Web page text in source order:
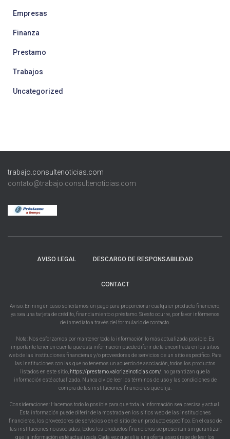
Empresas
Finanza
Prestamo
Trabajos
Uncategorized
trabajo.consultenoticias.com
contato@trabajo.consultenoticias.com
AVISO LEGAL DESCARGO DE RESPONSABILIDAD
CONTACT
Aviso: En ningún caso solicitamos un pago para proporcionar cualquier producto financiero,
ya sea una tarjeta de crédito, financiamiento o préstamo. Si esto ocurre, por favor infórmenos
de inmediato a través del formulario de contacto.
Nota: Nos esforzamos por mantener toda la información lo más actualizada posible. Es
importante tener en cuenta que esta información puede diferir de la encontrada en los sitios
web de las instituciones financieras y/o proveedores de servicios de un sitio específico. Para
las instituciones con las que no tenemos un acuerdo de asociación, todos los productos
listados en este sitio, https://prestamo.valorizeinoticias.com/ , no garantizan que la
información esté actualizada. Nunca olvide leer los términos de uso y las condiciones de
compra de las instituciones financieras que elija.
Consideraciones: Hacemos todo lo posible para que toda la información sea precisa y actual.
Esta información puede diferir de la mostrada en los sitios web de las instituciones
financieras, los proveedores de servicios o en el sitio de un producto específico. En el caso de
las instituciones no asociadas, todos los productos financieros se presentan sin garantizar
que la información esté actualizada. Cada vez que elija una oferta, asegúrese de leer los